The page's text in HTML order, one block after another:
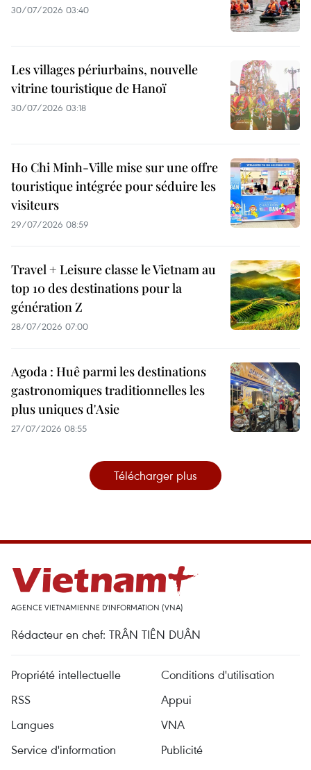
30/07/2026 03:40
Les villages périurbains, nouvelle
vitrine touristique de Hanoï
30/07/2026 03:18
Ho Chi Minh-Ville mise sur une offre
touristique intégrée pour séduire les
visiteurs
29/07/2026 08:59
Travel + Leisure classe le Vietnam au
top 10 des destinations pour la
génération Z
28/07/2026 07:00
Agoda : Huê parmi les destinations
gastronomiques traditionnelles les
plus uniques d'Asie
27/07/2026 08:55
Télécharger plus
AGENCE VIETNAMIENNE D'INFORMATION (VNA)
Rédacteur en chef: TRÂN TIÊN DUÂN
Propriété intellectuelle
Conditions d'utilisation
RSS
Appui
Langues
VNA
Service d'information
Publicité